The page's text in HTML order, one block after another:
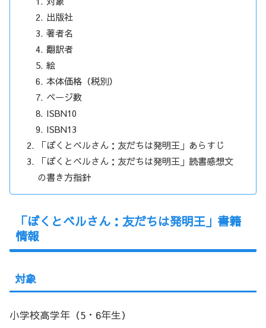
出版社
著者名
翻訳者
絵
本体価格（税別）
ページ数
ISBN10
ISBN13
「ぼくとベルさん：友だちは発明王」あらすじ
「ぼくとベルさん：友だちは発明王」読書感想文
の書き方指針
「ぼくとベルさん：友だちは発明王」書籍
情報
対象
小学校高学年（5・6年生）